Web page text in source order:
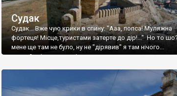
Судак
Судак... Вже чую крики в спину: "Ааа, попса! Муляжна
фортеця! Місце,туристами затерте до дір!..." Но то
мене ще там не було, ну не "дірявив" я там нічого...
принаймні до цього літа.